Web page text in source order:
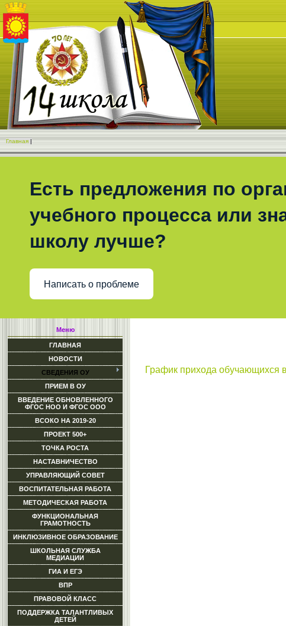
Главная |
Есть предложения по
учебного процесса или
школу лучше?
Написать о проблеме
Меню
ГЛАВНАЯ
НОВОСТИ
СВЕДЕНИЯ ОУ
ПРИЕМ В ОУ
ВВЕДЕНИЕ ОБНОВЛЕННОГО
ФГОС НОО И ФГОС ООО
ВСОКО НА 2019-20
ПРОЕКТ 500+
ТОЧКА РОСТА
НАСТАВНИЧЕСТВО
УПРАВЛЯЮЩИЙ СОВЕТ
ВОСПИТАТЕЛЬНАЯ РАБОТА
МЕТОДИЧЕСКАЯ РАБОТА
ФУНКЦИОНАЛЬНАЯ
ГРАМОТНОСТЬ
ИНКЛЮЗИВНОЕ ОБРАЗОВАНИЕ
ШКОЛЬНАЯ СЛУЖБА
МЕДИАЦИИ
ГИА И ЕГЭ
ВПР
ПРАВОВОЙ КЛАСС
ПОДДЕРЖКА ТАЛАНТЛИВЫХ
ДЕТЕЙ
График прихода обучающихся